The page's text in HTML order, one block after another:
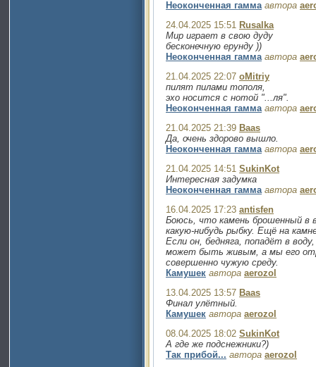
Неоконченная гамма автора
24.04.2025 15:51 Rusalka
Мир играет в свою дуду
бесконечную ерунду ))
Неоконченная гамма автора
21.04.2025 22:07 oMitriy
пилят пилами тополя,
эхо носится с нотой "...ля".
Неоконченная гамма автора
21.04.2025 21:39 Baas
Да, очень здорово вышло.
Неоконченная гамма автора
21.04.2025 14:51 SukinKot
Интересная задумка
Неоконченная гамма автора
16.04.2025 17:23 antisfen
Боюсь, что камень брошенный в
какую-нибудь рыбку. Ещё на
Если он, бедняга, попадёт в
может быть живым, а мы его
совершенно чужую среду.
Камушек автора aerozol
13.04.2025 13:57 Baas
Финал улётный.
Камушек автора aerozol
08.04.2025 18:02 SukinKot
А где же подснежники?)
Так прибой... автора aerozol